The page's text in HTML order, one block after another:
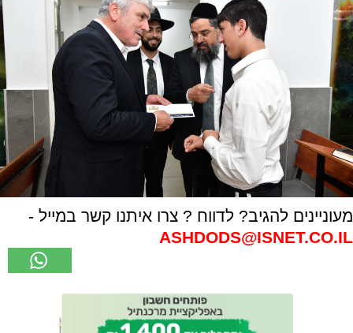
מעוניינים להגיב? לדווח ? צרו איתנו קשר במייל -
ASHDODS@ISNET.CO.IL